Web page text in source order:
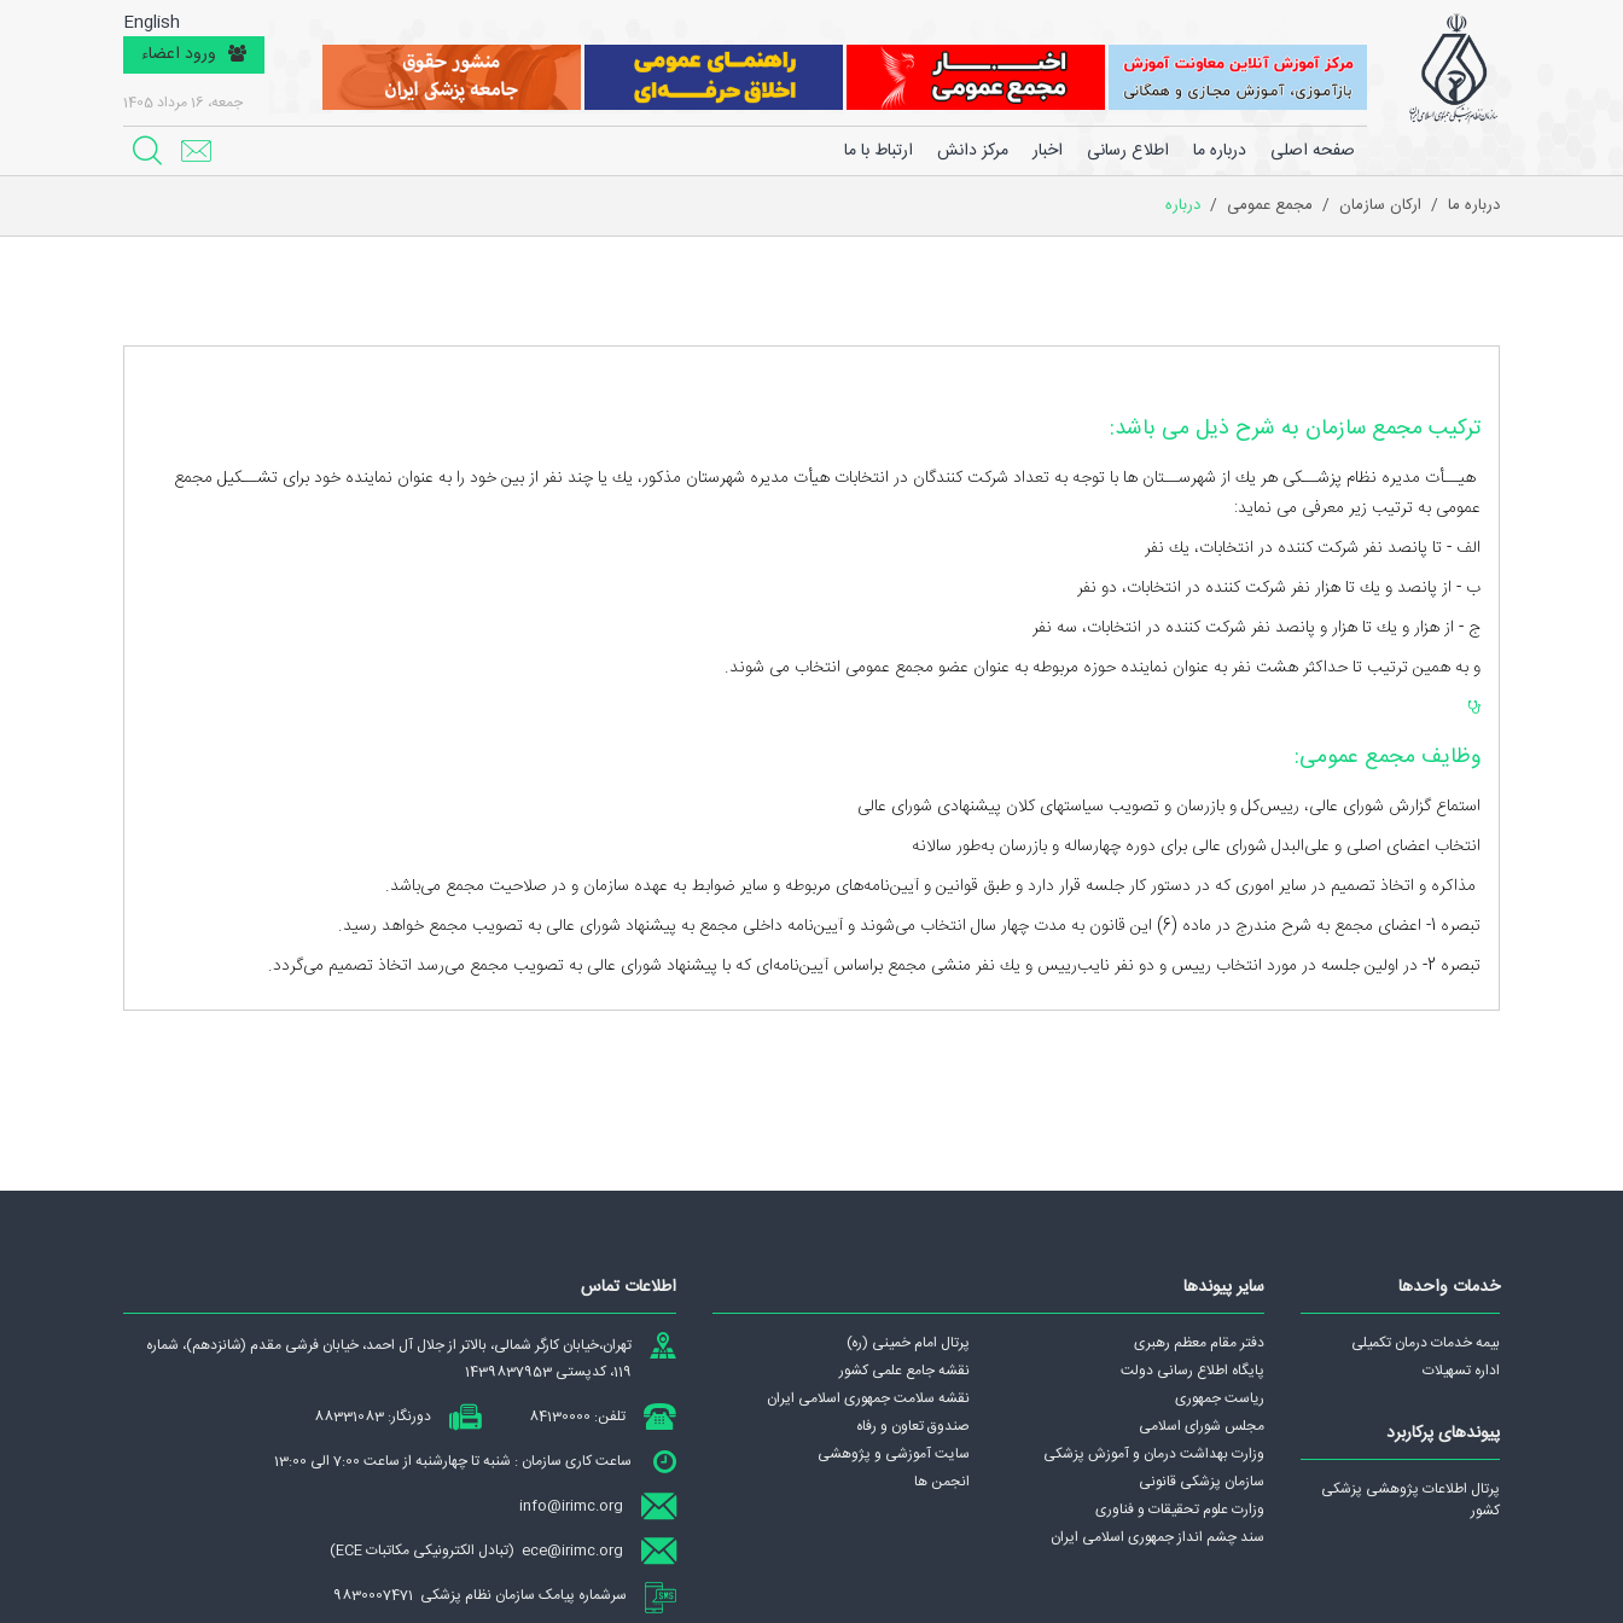
English
ورود اعضاء
جمعه، 16 مرداد 1405
صفحه اصلی درباره ما اطلاع رسانی اخبار مرکز دانش ارتباط با ما
درباره ما / ارکان سازمان / مجمع عمومی / درباره
ترکیب مجمع سازمان به شرح ذیل می باشد:
هيــأت مديره نظام پزشــكی هر يك از شهرســتان ها با توجه به تعداد شرکت كنندگان در انتخابات هيأت مديره شهرستان مذكور، يك يا چند نفر از بين خود را به عنوان نماينده خود برای تشــكيل مجمع
عمومی به ترتيب زیر معرفی می نمايد:
الف - تا پانصد نفر شركت کننده در انتخابات، يك نفر
ب - از پانصد و يك تا هزار نفر شركت کننده در انتخابات، دو نفر
ج - از هزار و يك تا هزار و پانصد نفر شركت کننده در انتخابات، سه نفر
و به همین ترتیب تا حداکثر هشت نفر به عنوان نماینده حوزه مربوطه به عنوان عضو مجمع عمومی انتخاب می شوند.
وظايف مجمع عمومی:
استماع گزارش شورای عالی، رييس‌كل و بازرسان و تصويب سياستهای كلان پيشنهادی شورای عالی
انتخاب اعضای اصلی و علی‌البدل شورای عالی برای دوره چهارساله و بازرسان به‌طور سالانه
مذاكره و اتخاذ تصميم در ساير اموری كه در دستور كار جلسه قرار دارد و طبق قوانين و آيين‌نامه‌های مربوطه و ساير ضوابط به عهده سازمان و در صلاحيت مجمع می‌باشد.
تبصره 1- اعضای مجمع به شرح مندرج در ماده (6) اين قانون به مدت چهار سال انتخاب می‌شوند و آيين‌نامه داخلی مجمع به پيشنهاد شورای عالی به تصويب مجمع خواهد رسيد.
تبصره 2- در اولين جلسه در مورد انتخاب رييس و دو نفر نايب‌رييس و يك نفر منشی مجمع براساس آيين‌نامه‌ای كه با پيشنهاد شورای عالی به تصويب مجمع می‌رسد اتخاذ تصميم می‌گردد.
خدمات واحدها
بیمه خدمات درمان تکمیلی
اداره تسهیلات
پیوندهای پرکاربرد
پرتال اطلاعات پژوهشی پزشکی
کشور
سایر پیوندها
دفتر مقام معظم رهبری
پايگاه اطلاع رسانی دولت
ریاست جمهوری
مجلس شورای اسلامی
وزارت بهداشت درمان و آموزش پزشکی
سازمان پزشکی قانونی
وزارت علوم تحقیقات و فناوری
سند چشم انداز جمهوری اسلامی ايران
پرتال امام خمینی (ره)
نقشه جامع علمی كشور
نقشه سلامت جمهوری اسلامی ايران
صندوق تعاون و رفاه
سایت آموزشی و پژوهشی
انجمن ها
اطلاعات تماس
تهران،‌خيابان كارگر شمالی، بالاتر از جلال آل احمد، خيابان فرشی مقدم (شانزدهم)، شماره
119، کدپستی 1439837953
تلفن: 84130000
دورنگار: 88331083
ساعت کاری سازمان : شنبه تا چهارشنبه از ساعت 7:00 الی 13:00
info@irimc.org
ece@irimc.org (تبادل الکترونیکی مکاتبات ECE)
سرشماره پیامک سازمان نظام پزشکی 9830007471